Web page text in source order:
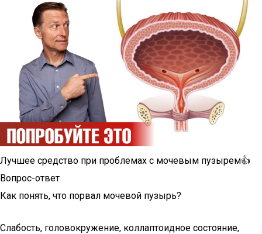
Лучшее средство при проблемах с мочевым пузырем👍
Вопрос-ответ
Как понять, что порвал мочевой пузырь?
Слабость, головокружение, коллаптоидное состояние,